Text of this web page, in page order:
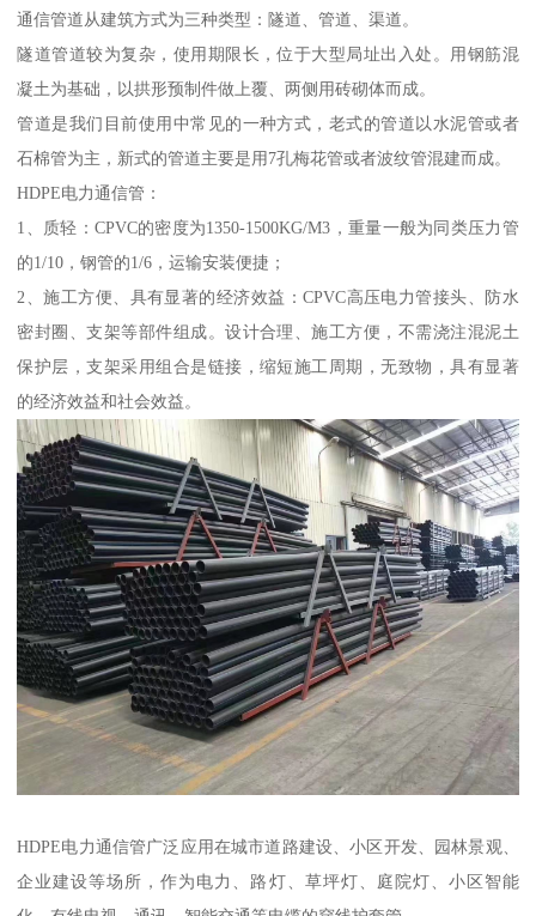
通信管道从建筑方式为三种类型：隧道、管道、渠道。
隧道管道较为复杂，使用期限长，位于大型局址出入处。用钢筋混
凝土为基础，以拱形预制件做上覆、两侧用砖砌体而成。
管道是我们目前使用中常见的一种方式，老式的管道以水泥管或者
石棉管为主，新式的管道主要是用7孔梅花管或者波纹管混建而成。
HDPE电力通信管：
1、质轻：CPVC的密度为1350-1500KG/M3，重量一般为同类压力管
的1/10，钢管的1/6，运输安装便捷；
2、施工方便、具有显著的经济效益：CPVC高压电力管接头、防水
密封圈、支架等部件组成。设计合理、施工方便，不需浇注混泥土
保护层，支架采用组合是链接，缩短施工周期，无致物，具有显著
的经济效益和社会效益。
HDPE电力通信管广泛应用在城市道路建设、小区开发、园林景观、
企业建设等场所，作为电力、路灯、草坪灯、庭院灯、小区智能